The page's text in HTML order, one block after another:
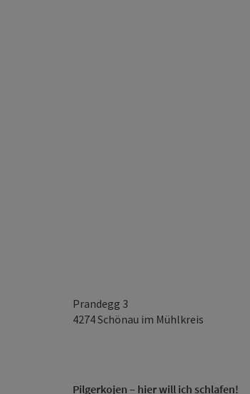
Prandegg 3
4274Schönau im Mühlkreis
Pilgerkojen – hier will ich schlafen!